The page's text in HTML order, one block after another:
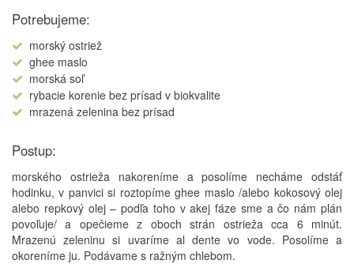
Potrebujeme:
morský ostriež
ghee maslo
morská soľ
rybacie korenie bez prísad v biokvalite
mrazená zelenina bez prísad
Postup:
morského ostrieža nakoreníme a posolíme necháme odstáť
hodinku, v panvici si roztopíme ghee maslo /alebo kokosový olej
alebo repkový olej – podľa toho v akej fáze sme a čo nám plán
povoľuje/ a opečieme z oboch strán ostrieža cca 6 minút.
Mrazenú zeleninu si uvaríme al dente vo vode. Posolíme a
okoreníme ju. Podávame s ražným chlebom.